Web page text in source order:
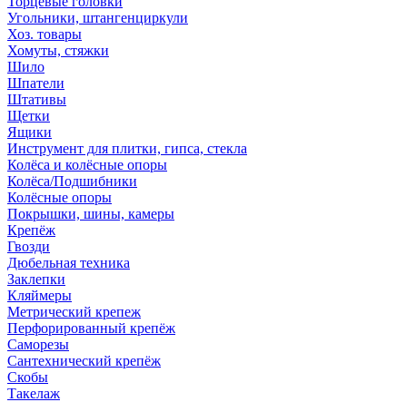
Угольники, штангенциркули
Хоз. товары
Хомуты, стяжки
Шило
Шпатели
Штативы
Щетки
Ящики
Инструмент для плитки, гипса, стекла
Колёса и колёсные опоры
Колёса/Подшибники
Колёсные опоры
Покрышки, шины, камеры
Крепёж
Гвозди
Дюбельная техника
Заклепки
Кляймеры
Метрический крепеж
Перфорированный крепёж
Саморезы
Сантехнический крепёж
Скобы
Такелаж